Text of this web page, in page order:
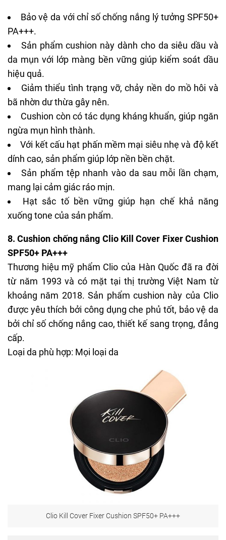
Bảo vệ da với chỉ số chống nắng lý tưởng SPF50+
PA+++.
Sản phẩm cushion này dành cho da siêu dầu và
da mụn với lớp màng bền vững giúp kiểm soát dầu
hiệu quả.
Giảm thiểu tình trạng vỡ, chảy nền do mồ hôi và
bã nhờn dư thừa gây nên.
Cushion còn có tác dụng kháng khuẩn, giúp ngăn
ngừa mụn hình thành.
Với kết cấu hạt phấn mềm mại siêu nhẹ và độ kết
dính cao, sản phẩm giúp lớp nền bền chặt.
Sản phẩm tệp nhanh vào da sau mỗi lần chạm,
mang lại cảm giác ráo mịn.
Hạt sắc tố bền vững giúp hạn chế khả năng
xuống tone của sản phẩm.
8.Cushion chống nắng Clio Kill Cover Fixer Cushion
SPF50+ PA+++
Thương hiệu mỹ phẩm Clio của Hàn Quốc đã ra đời
từ năm 1993 và có mặt tại thị trường Việt Nam từ
khoảng năm 2018. Sản phẩm cushion này của Clio
được yêu thích bởi công dụng che phủ tốt, bảo vệ da
bởi chỉ số chống nắng cao, thiết kế sang trọng, đẳng
cấp.
Loại da phù hợp: Mọi loại da
Clio Kill Cover Fixer Cushion SPF50+ PA+++